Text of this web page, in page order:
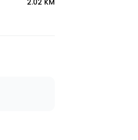
2.02 KM